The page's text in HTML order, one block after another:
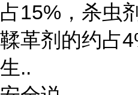
占15%，杀虫
鞣革剂的约占
生..